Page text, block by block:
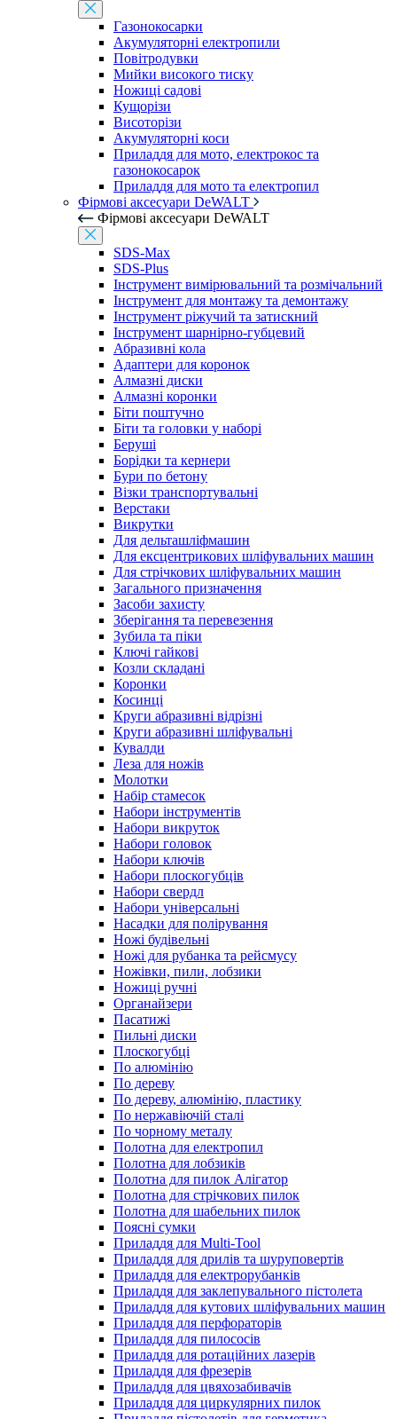
Газонокосарки
Акумуляторні електропили
Повітродувки
Мийки високого тиску
Ножиці садові
Кущорізи
Висоторізи
Акумуляторні коси
Приладдя для мото, електрокос та
газонокосарок
Приладдя для мото та електропил
Фірмові аксесуари DeWALT
Фірмові аксесуари DeWALT
SDS-Max
SDS-Plus
Інструмент вимірювальний та розмічальний
Інструмент для монтажу та демонтажу
Інструмент ріжучий та затискний
Інструмент шарнірно-губцевий
Абразивні кола
Адаптери для коронок
Алмазні диски
Алмазні коронки
Біти поштучно
Біти та головки у наборі
Беруші
Борідки та кернери
Бури по бетону
Візки транспортувальні
Верстаки
Викрутки
Для дельташліфмашин
Для ексцентрикових шліфувальних машин
Для стрічкових шліфувальних машин
Загального призначення
Засоби захисту
Зберігання та перевезення
Зубила та піки
Ключі гайкові
Козли складані
Коронки
Косинці
Круги абразивні відрізні
Круги абразивні шліфувальні
Кувалди
Леза для ножів
Молотки
Набір стамесок
Набори інструментів
Набори викруток
Набори головок
Набори ключів
Набори плоскогубців
Набори свердл
Набори універсальні
Насадки для полірування
Ножі будівельні
Ножі для рубанка та рейсмусу
Ножівки, пили, лобзики
Ножиці ручні
Органайзери
Пасатижі
Пильні диски
Плоскогубці
По алюмінію
По дереву
По дереву, алюмінію, пластику
По нержавіючій сталі
По чорному металу
Полотна для електропил
Полотна для лобзиків
Полотна для пилок Алігатор
Полотна для стрічкових пилок
Полотна для шабельних пилок
Поясні сумки
Приладдя для Multi-Tool
Приладдя для дрилів та шуруповертів
Приладдя для електрорубанків
Приладдя для заклепувального пістолета
Приладдя для кутових шліфувальних машин
Приладдя для перфораторів
Приладдя для пилососів
Приладдя для ротаційних лазерів
Приладдя для фрезерів
Приладдя для цвяхозабивачів
Приладдя для циркулярних пилок